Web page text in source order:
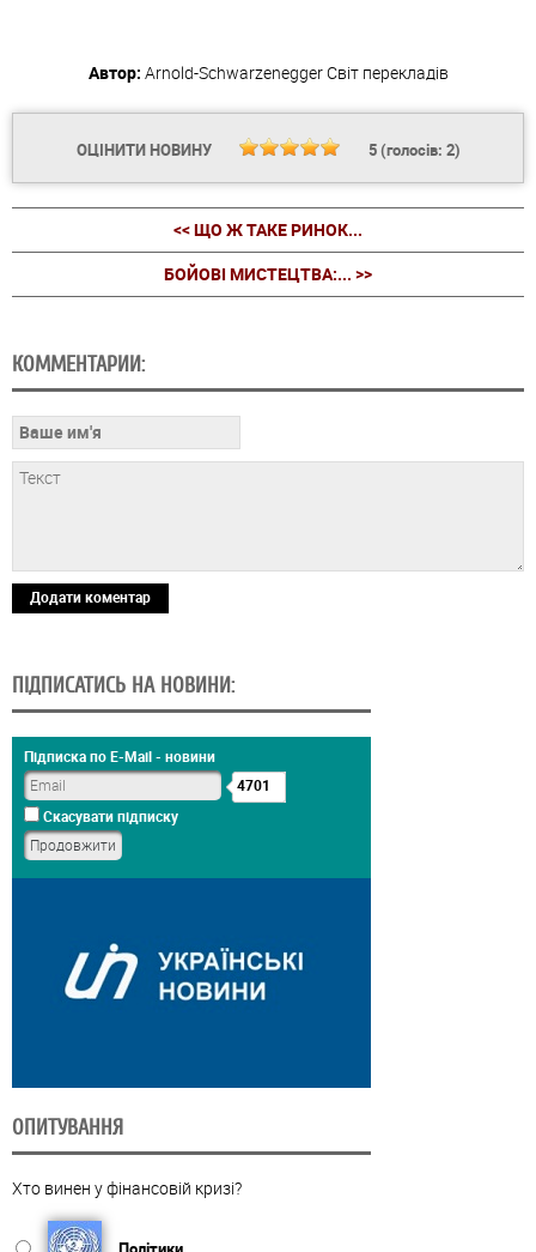
Автор: Arnold-SchwarzeneggerСвіт перекладів
ОЦІНИТИ НОВИНУ 5(голосів: 2)
<< ЩО Ж ТАКЕ РИНОК...
БОЙОВІ МИСТЕЦТВА:... >>
КОММЕНТАРИИ:
Додати коментар
ПІДПИСАТИСЬ НА НОВИНИ:
Підписка по E-Mail - новини
4701
Скасувати підписку
ОПИТУВАННЯ
Хто винен у фінансовій кризі?